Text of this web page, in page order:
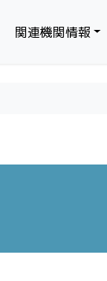
関連機関情報